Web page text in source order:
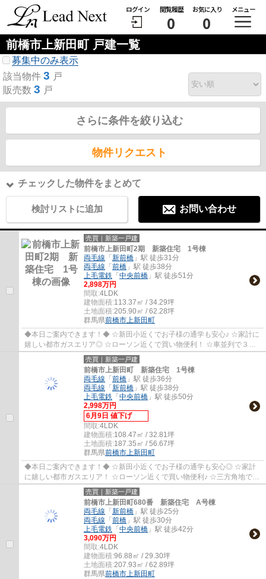
ログイン 閲覧履歴
0
お気に入り
0
メニュー
前橋市上新田町 戸建一覧
募集中のみ表示
該当物件 3 戸
販売数 3 戸
さらに条件を絞り込む
物件リクエスト
チェックした物件をまとめて
検討リストに追加 お問い合わせ
売買｜新築一戸建
前橋市上新田町2期 新築住宅 1号棟
両毛線 「 新前橋 」駅 徒歩31分
両毛線 「 前橋 」駅 徒歩38分
上毛電鉄 「 中央前橋 」駅 徒歩51分
2,898万円
間取:4LDK
建物面積:113.37㎡ / 34.29坪
土地面積:205.90㎡ / 62.28坪
群馬県前橋市上新田町
◆本日ご案内できます！◆ ☆新田小近くでお子様の通学も安心♪ ☆家計に
嬉しい都市ガスエリア◎ ☆ローソン近くで買い物便利！ ☆車並列で３台
置けます(^^)/
売買｜新築一戸建
前橋市上新田町 新築住宅 1号棟
両毛線 「 前橋 」駅 徒歩36分
両毛線 「 新前橋 」駅 徒歩38分
上毛電鉄 「 中央前橋 」駅 徒歩50分
2,998万円
6月9日 値下げ
間取:4LDK
建物面積:108.47㎡ / 32.81坪
土地面積:187.35㎡ / 56.67坪
群馬県前橋市上新田町
◆本日ご案内できます！◆ ☆新田小近くでお子様の通学も安心◎ ☆家計
に嬉しい都市ガスエリア！ ☆ローソン近くで買い物便利♪ ☆三方角地で開
放的な立地(^^)/
売買｜新築一戸建
前橋市上新田町680番 新築住宅 A号棟
両毛線 「 新前橋 」駅 徒歩25分
両毛線 「 前橋 」駅 徒歩30分
上毛電鉄 「 中央前橋 」駅 徒歩42分
3,090万円
間取:4LDK
建物面積:96.88㎡ / 29.30坪
土地面積:207.93㎡ / 62.89坪
群馬県前橋市上新田町